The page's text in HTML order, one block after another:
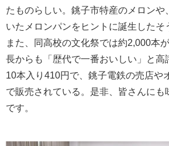
たものらしい。銚子市特産のメロンや
いたメロンパンをヒントに誕生したそ
また、同高校の文化祭では約2,000本
長からも「歴代で一番おいしい」と高
10本入り410円で、銚子電鉄の売店や
で販売されている。是非、皆さんにも
です。